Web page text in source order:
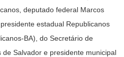
deputado federal Marcos
estadual Republicanos
BA), do Secretário de
Salvador e presidente municipal